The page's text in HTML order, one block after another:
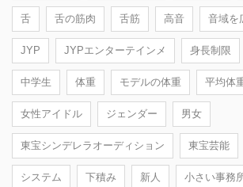
舌 舌の筋肉 舌筋 高音 音域を
JYP JYPエンターテインメ 身長制限
中学生 体重 モデルの体重 平均体
女性アイドル ジェンダー 男女
東宝シンデレラオーディション 東宝芸能
システム 下積み 新人 小さい事務